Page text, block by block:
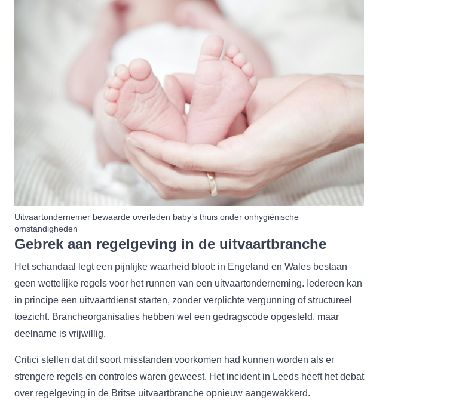
Uitvaartondernemer bewaarde overleden baby’s thuis onder onhygiënische
omstandigheden
Gebrek aan regelgeving in de uitvaartbranche
Het schandaal legt een pijnlijke waarheid bloot: in Engeland en Wales bestaan
geen wettelijke regels voor het runnen van een uitvaartonderneming. Iedereen kan
in principe een uitvaartdienst starten, zonder verplichte vergunning of structureel
toezicht. Brancheorganisaties hebben wel een gedragscode opgesteld, maar
deelname is vrijwillig.
Critici stellen dat dit soort misstanden voorkomen had kunnen worden als er
strengere regels en controles waren geweest. Het incident in Leeds heeft het debat
over regelgeving in de Britse uitvaartbranche opnieuw aangewakkerd.